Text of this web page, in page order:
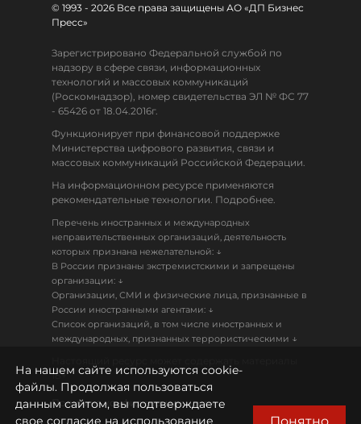
© 1993 - 2026 Все права защищены АО «ДП Бизнес
Пресс»
Зарегистрировано Федеральной службой по
надзору в сфере связи, информационных
технологий и массовых коммуникаций
(Роскомнадзор), номер свидетельства ЭЛ № ФС 77
- 65426 от 18.04.2016г.
Функционирует при финансовой поддержке
Министерства цифрового развития, связи и
массовых коммуникаций Российской Федерации.
На информационном ресурсе применяются
рекомендательные технологии. Подробнее.
Перечень иностранных и международных
неправительственных организаций, деятельность
которых признана нежелательной: ↓
В России признаны экстремистскими и запрещены
организации: ↓
Организации, СМИ и физические лица, признанные в
России иностранными агентами: ↓
Список организаций, в том числе иностранных и
международных, признанных террористическими ↓
18+
Политика конфиденциальности
На нашем сайте используются cookie-
файлы. Продолжая пользоваться
данным сайтом, вы подтверждаете
свое согласие на использование
Понятно